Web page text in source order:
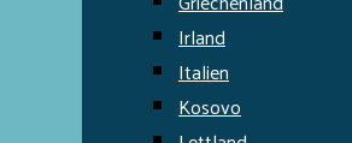
Irland
Italien
Kosovo